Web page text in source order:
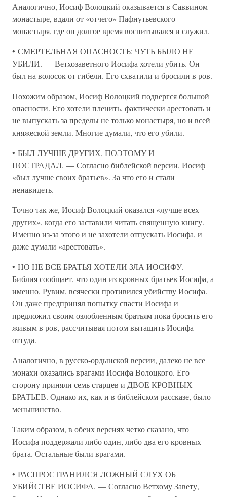
Аналогично, Иосиф Волоцкий оказывается в Саввином
монастыре, вдали от «отчего» Пафнутьевского
монастыря, где он долгое время воспитывался и служил.
• СМЕРТЕЛЬНАЯ ОПАСНОСТЬ: ЧУТЬ БЫЛО НЕ
УБИЛИ. — Ветхозаветного Иосифа хотели убить. Он
был на волосок от гибели. Его схватили и бросили в ров.
Похожим образом, Иосиф Волоцкий подвергся большой
опасности. Его хотели пленить, фактически арестовать и
не выпускать за пределы не только монастыря, но и всей
княжеской земли. Многие думали, что его убили.
• БЫЛ ЛУЧШЕ ДРУГИХ, ПОЭТОМУ И
ПОСТРАДАЛ. — Согласно библейской версии, Иосиф
«был лучше своих братьев». За что его и стали
ненавидеть.
Точно так же, Иосиф Волоцкий оказался «лучше всех
других», когда его заставили читать священную книгу.
Именно из-за этого и не захотели отпускать Иосифа, и
даже думали «арестовать».
• НО НЕ ВСЕ БРАТЬЯ ХОТЕЛИ ЗЛА ИОСИФУ. —
Библия сообщает, что один из кровных братьев Иосифа, а
именно, Рувим, всячески противился убийству Иосифа.
Он даже предпринял попытку спасти Иосифа и
предложил своим озлобленным братьям пока бросить его
живым в ров, рассчитывая потом вытащить Иосифа
оттуда.
Аналогично, в русско-ордынской версии, далеко не все
монахи оказались врагами Иосифа Волоцкого. Его
сторону приняли семь старцев и ДВОЕ КРОВНЫХ
БРАТЬЕВ. Однако их, как и в библейском рассказе, было
меньшинство.
Таким образом, в обеих версиях четко сказано, что
Иосифа поддержали либо один, либо два его кровных
брата. Остальные были врагами.
• РАСПРОСТРАНИЛСЯ ЛОЖНЫЙ СЛУХ ОБ
УБИЙСТВЕ ИОСИФА. — Согласно Ветхому Завету,